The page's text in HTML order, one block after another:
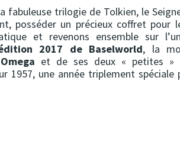
fabuleuse trilogie de Tolkien, le
posséder un précieux coffret pour
et revenons ensemble sur
2017 de Baselworld, la
et de ses deux « petites
1957, une année triplement